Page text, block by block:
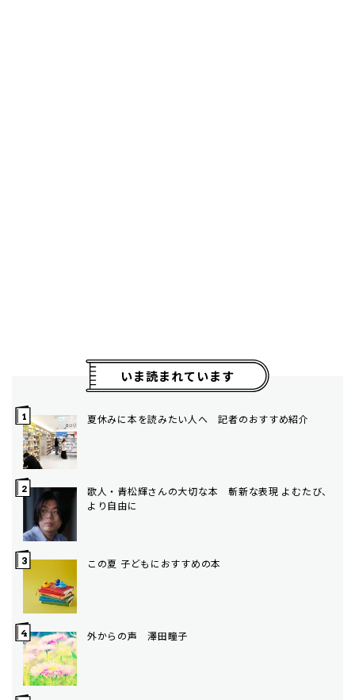
いま読まれています
夏休みに本を読みたい人へ 記者のおすすめ紹介
歌人・青松輝さんの大切な本 斬新な表現 よむたび、
より自由に
この夏 子どもにおすすめの本
外からの声 澤田瞳子